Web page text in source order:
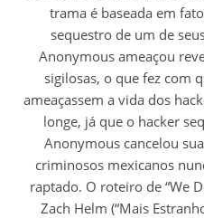
trama é baseada em
sequestro de um de
Anonymous ameaçou
sigilosas, o que fez com
ameaçassem a vida dos
longe, já que o hacker
Anonymous cancelou
criminosos mexicanos
raptado. O roteiro de “We
Zach Helm (“Mais